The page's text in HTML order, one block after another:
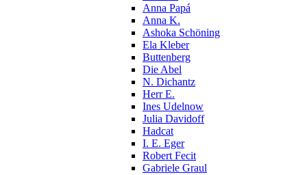
Anna Papá
Anna K.
Ashoka Schöning
Ela Kleber
Buttenberg
Die Abel
N. Dichantz
Herr E.
Ines Udelnow
Julia Davidoff
Hadcat
I. E. Eger
Robert Fecit
Gabriele Graul